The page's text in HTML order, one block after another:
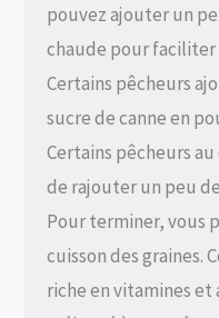
pouvez ajouter un
chaude pour faciliter
Certains pêcheurs
sucre de canne en
Certains pêcheurs
de rajouter un peu
Pour terminer, vous
cuisson des graines.
riche en vitamines et